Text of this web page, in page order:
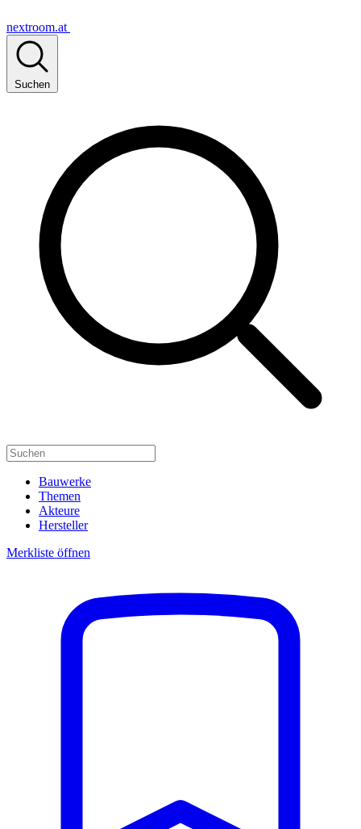
nextroom.at
Suchen
Bauwerke
Themen
Akteure
Hersteller
Merkliste öffnen